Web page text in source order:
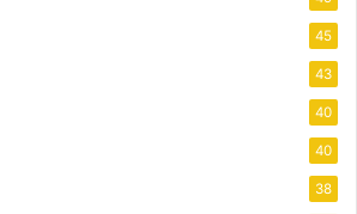
45
43
40
40
38